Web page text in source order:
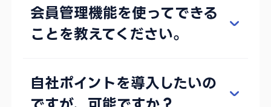
会員管理機能を使ってできる
ことを教えてください。
自社ポイントを導入したいの